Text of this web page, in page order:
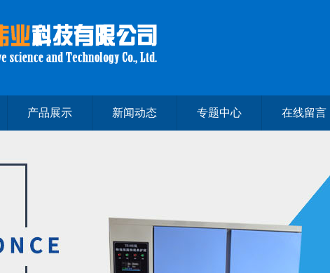
产品展示 新闻动态 专题中心 在线留言